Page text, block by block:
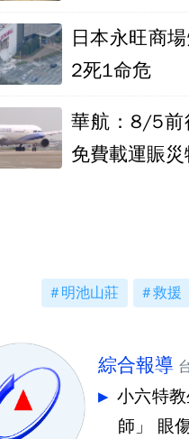
日本永旺商
2死1命危
華航：8/5前
免費載運賑災
明池山莊 救援
綜合報導
小六特
師」 眼